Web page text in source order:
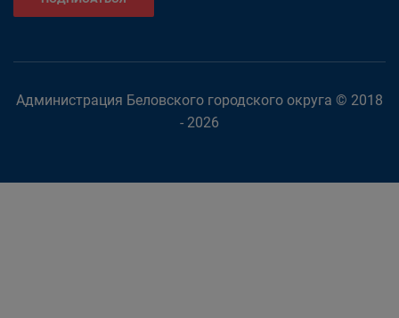
Администрация Беловского городского округа © 2018
- 2026